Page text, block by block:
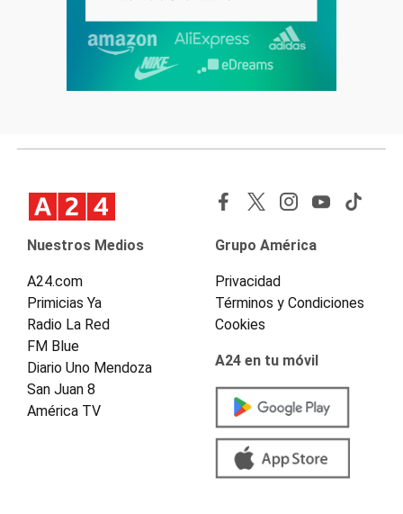
Nuestros Medios
A24.com
Primicias Ya
Radio La Red
FM Blue
Diario Uno Mendoza
San Juan 8
América TV
Grupo América
Privacidad
Términos y Condiciones
Cookies
A24 en tu móvil